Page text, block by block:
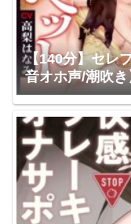
【140分】セレ
音オホ声/潮吹
分倍河原シホ